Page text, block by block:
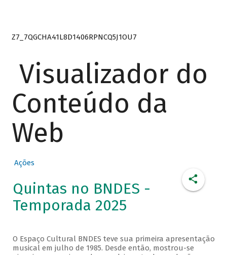
Z7_7QGCHA41L8D1406RPNCQ5J1OU7
Visualizador do
Conteúdo da
Web
Ações
Quintas no BNDES -
Temporada 2025
O Espaço Cultural BNDES teve sua primeira apresentação
musical em julho de 1985. Desde então, mostrou-se